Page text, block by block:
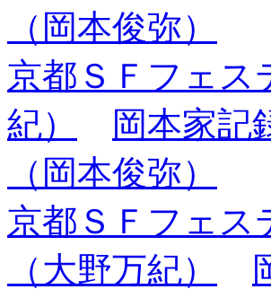
（岡本俊弥）
京都ＳＦフェ
紀）
岡本家
（岡本俊弥）
京都ＳＦフェ
（大野万紀）